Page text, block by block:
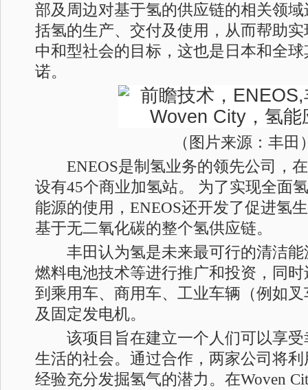
部及周边对基于氢的供应链的相关领
括氢的生产、交付及使用，从而帮助
中和型社会的目标，这也是日本和全
诺。
（图片来源：丰田
ENEOS是制氢业务的领先公司，在
设有45个商业加氢站。 为了实现全面
能源的使用，ENEOS还开发了促进氢
基于无二氧化碳的整个氢供应链。
丰田认为氢是未来最可行的清洁能
燃料电池技术等进行推广和投资，同
到乘用车、商用车、工业车辆（例如
及固定发电机。
该项目旨在建立一个人们可以享受
生活的社会。通过合作，两家公司将
经验充分发掘氢气的潜力。在Woven